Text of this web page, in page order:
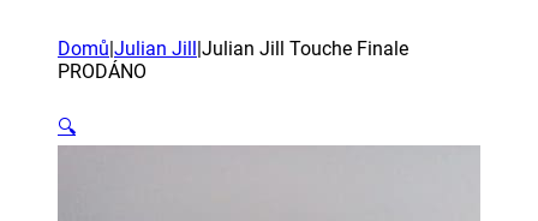
Domů|Julian Jill|Julian Jill Touche Finale
PRODÁNO
🔍